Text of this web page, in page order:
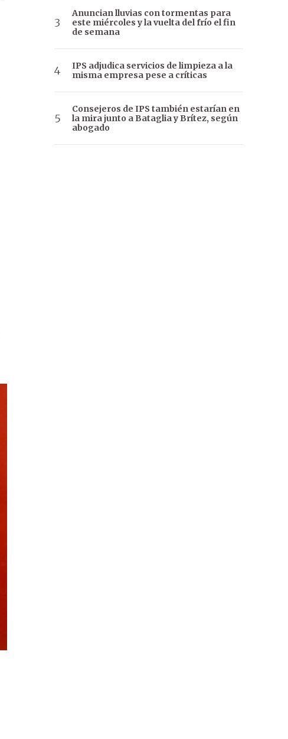
Anuncian lluvias con tormentas para
este miércoles y la vuelta del frío el fin
de semana
IPS adjudica servicios de limpieza a la
misma empresa pese a críticas
Consejeros de IPS también estarían en
la mira junto a Bataglia y Brítez, según
abogado